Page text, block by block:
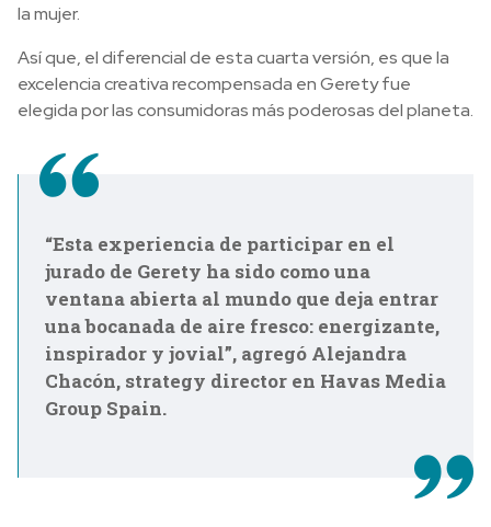
la mujer.
Así que, el diferencial de esta cuarta versión, es que la
excelencia creativa recompensada en Gerety fue
elegida por las consumidoras más poderosas del planeta.
“Esta experiencia de participar en el
jurado de Gerety ha sido como una
ventana abierta al mundo que deja entrar
una bocanada de aire fresco: energizante,
inspirador y jovial”, agregó Alejandra
Chacón, strategy director en Havas Media
Group Spain.